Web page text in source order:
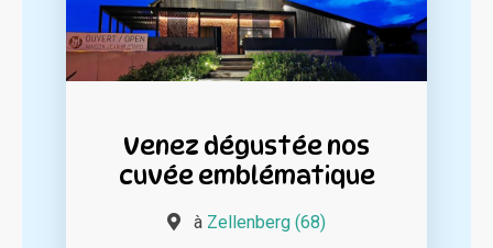
Venez dégustée nos
cuvée emblématique
à Zellenberg (68)